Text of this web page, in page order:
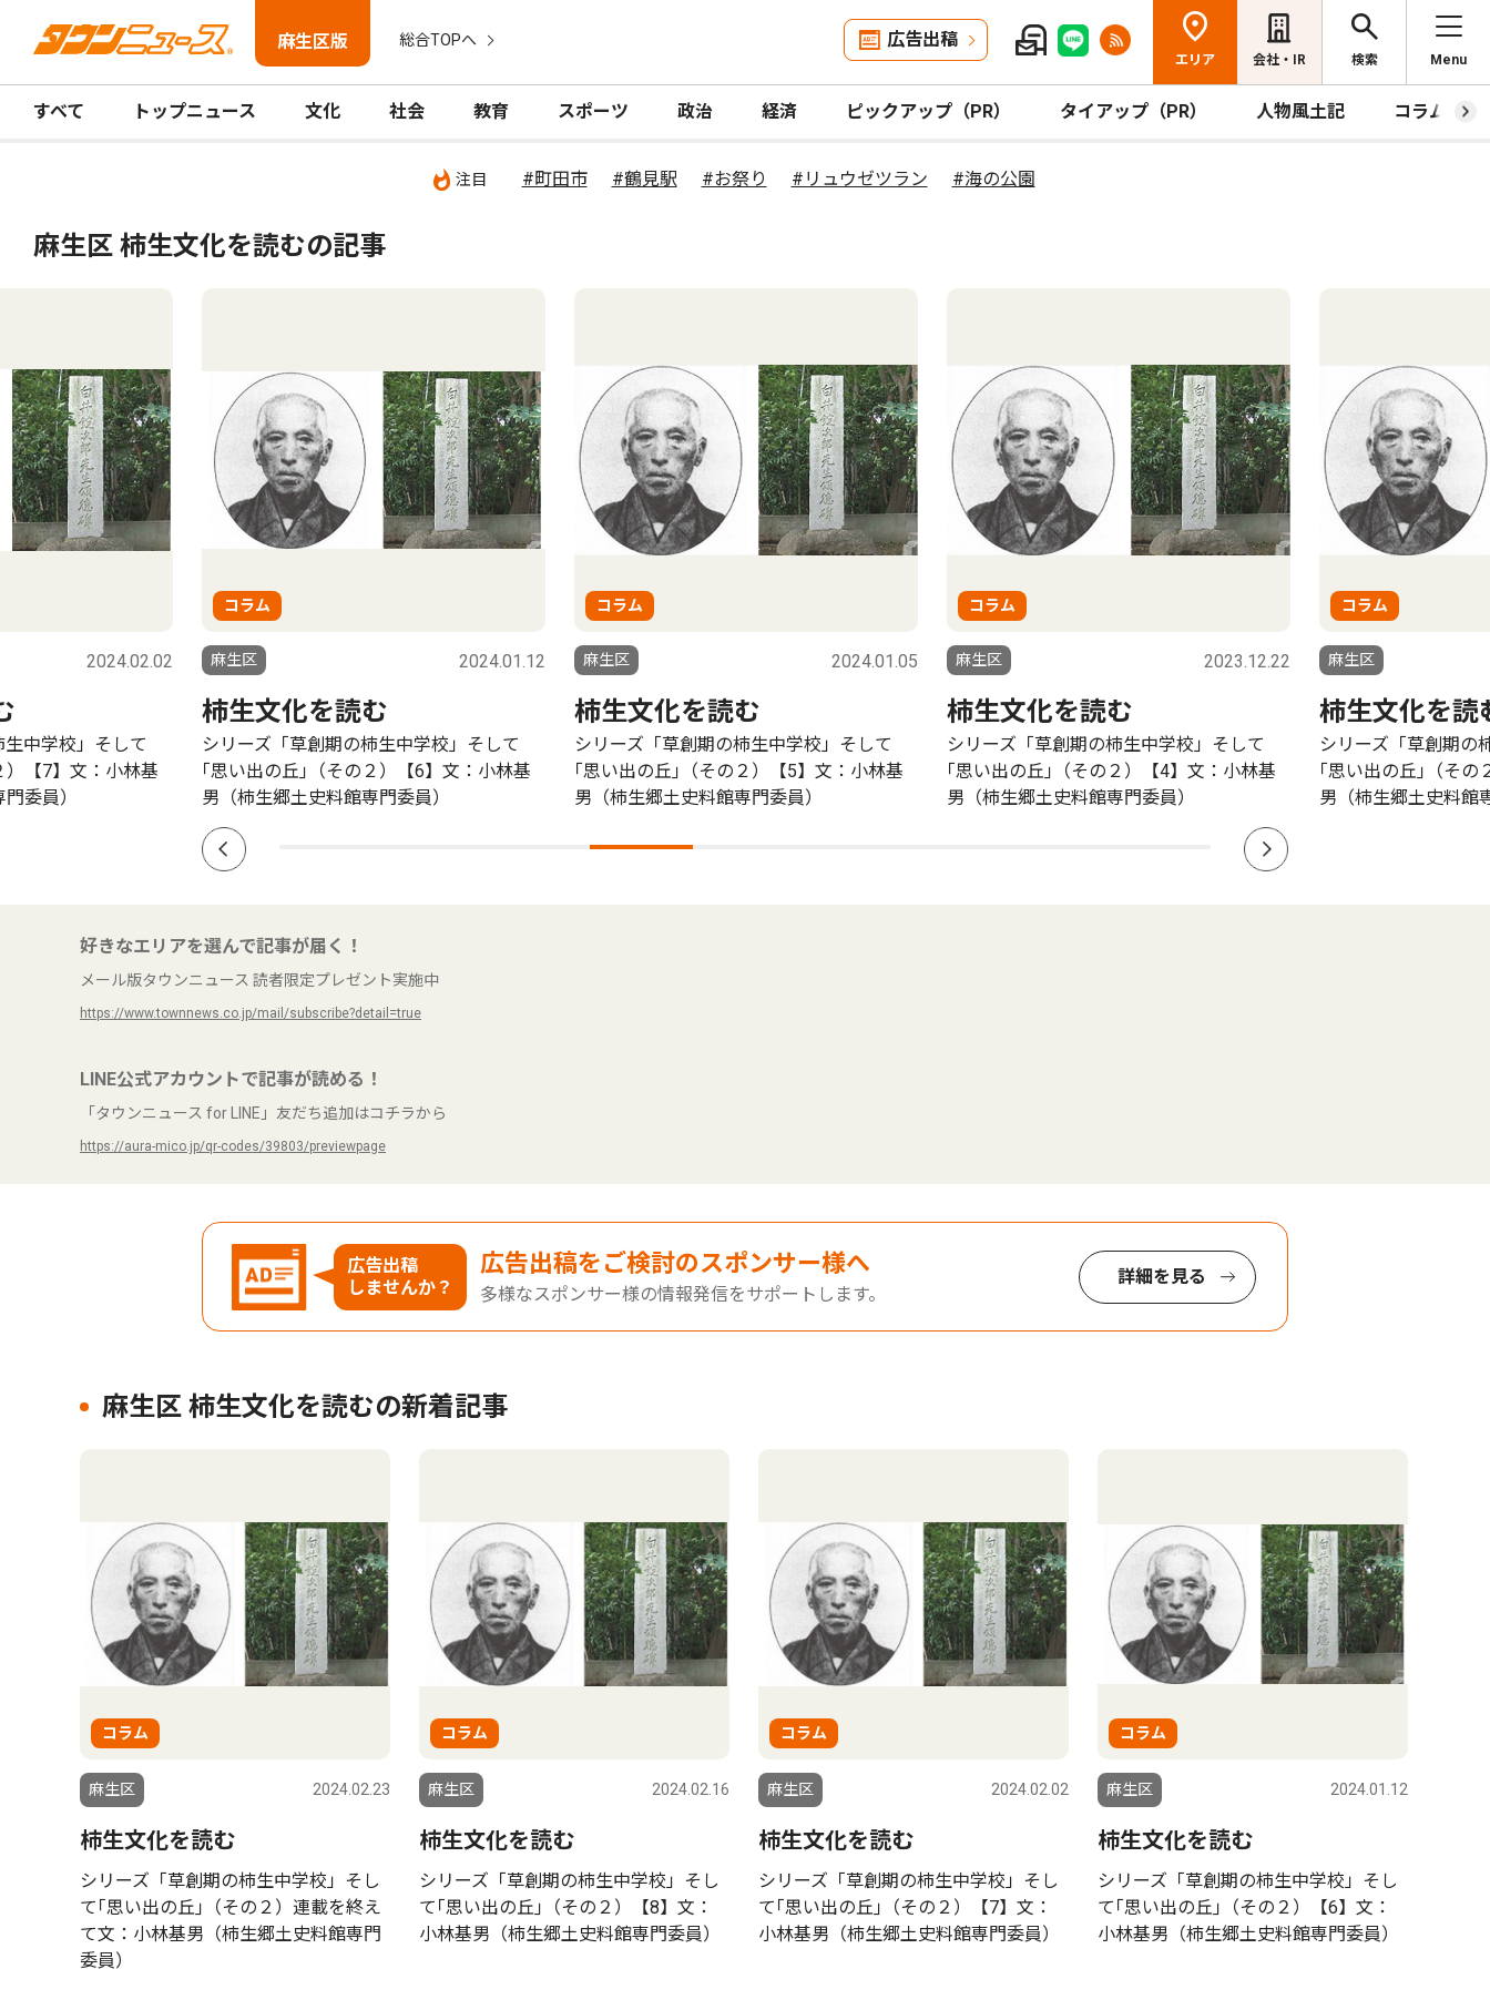
麻生区版 総合TOPへ 広告出稿
エリア 会社・IR 検索 Menu
すべて トップニュース 文化 社会 教育 スポーツ 政治 経済 ピックアップ（PR） タイアップ（PR） 人物風土記 コラム
注目 #町田市 #鶴見駅 #お祭り #リュウゼツラン #海の公園
麻生区 柿生文化を読むの記事
2024.02.02
中学校」そして
）【7】文：小林基
委員）
コラム
麻生区 2024.01.12
柿生文化を読む
シリーズ「草創期の柿生中学校」そして
｢思い出の丘｣（その２）【6】文：小林基
男（柿生郷土史料館専門委員）
コラム
麻生区 2024.01.05
柿生文化を読む
シリーズ「草創期の柿生中学校」そして
｢思い出の丘｣（その２）【5】文：小林基
男（柿生郷土史料館専門委員）
コラム
麻生区 2023.12.22
柿生文化を読む
シリーズ「草創期の柿生中学校」そして
｢思い出の丘｣（その２）【4】文：小林基
男（柿生郷土史料館専門委員）
コラム
麻生区
柿生文化を読
シリーズ「草創期の
｢思い出の丘｣（その
男（柿生郷土史料館
好きなエリアを選んで記事が届く！
メール版タウンニュース 読者限定プレゼント実施中
https://www.townnews.co.jp/mail/subscribe?detail=true
LINE公式アカウントで記事が読める！
「タウンニュース for LINE」友だち追加はコチラから
https://aura-mico.jp/qr-codes/39803/previewpage
広告出稿
しませんか？
広告出稿をご検討のスポンサー様へ
多様なスポンサー様の情報発信をサポートします。
詳細を見る
麻生区 柿生文化を読むの新着記事
コラム
麻生区 2024.02.23
柿生文化を読む
シリーズ「草創期の柿生中学校」そし
て｢思い出の丘｣（その２）連載を終え
て文：小林基男（柿生郷土史料館専門
委員）
コラム
麻生区 2024.02.16
柿生文化を読む
シリーズ「草創期の柿生中学校」そし
て｢思い出の丘｣（その２）【8】文：
小林基男（柿生郷土史料館専門委員）
コラム
麻生区 2024.02.02
柿生文化を読む
シリーズ「草創期の柿生中学校」そし
て｢思い出の丘｣（その２）【7】文：
小林基男（柿生郷土史料館専門委員）
コラム
麻生区 2024.01.12
柿生文化を読む
シリーズ「草創期の柿生中学校」そし
て｢思い出の丘｣（その２）【6】文：
小林基男（柿生郷土史料館専門委員）